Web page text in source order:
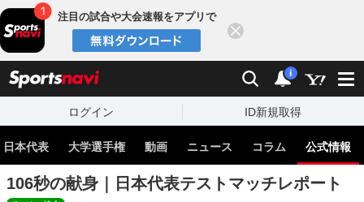
注目の試合や大会速報をアプリで
検索 通知
i
ログイン ID新規取得
日本代表 大学選手権 動画 ニュース コラム 公式情報
106秒の献身｜日本代表テストマッチレポート